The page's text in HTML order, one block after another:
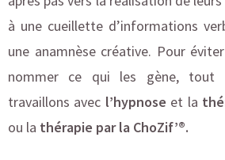
à une cueillette d’informations
une anamnèse créative. Pour
nommer ce qui les gène, tout
travaillons avec l’hypnose et la
ou la thérapie par la ChoZif’®.